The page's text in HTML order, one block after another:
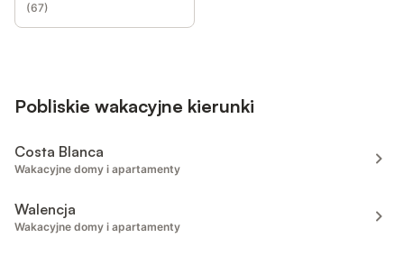
(67)
Pobliskie wakacyjne kierunki
Costa Blanca
Wakacyjne domy i apartamenty
Walencja
Wakacyjne domy i apartamenty